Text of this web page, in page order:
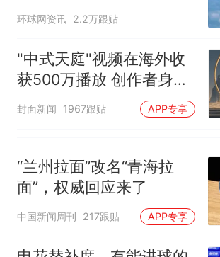
多强？
环球网资讯 2.2万跟贴
"中式天庭"视频在海外收
获500万播放 创作者身份
披露
封面新闻 1967跟贴 APP专享
“兰州拉面”改名“青海拉
面”，权威回应来了
中国新闻周刊 217跟贴 APP专享